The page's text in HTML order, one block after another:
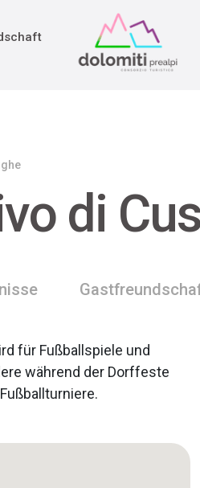
di
für Fußballspiele und
während der Dorffeste